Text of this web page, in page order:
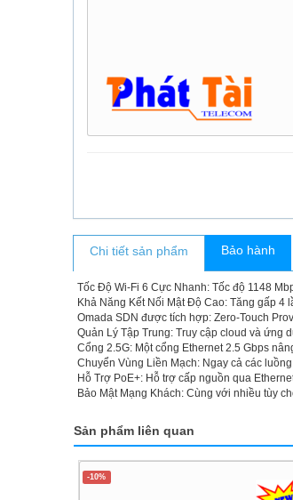
Chi tiết sản phẩm Bảo hành
Tốc Độ Wi-Fi 6 Cực Nhanh: Tốc độ 1148
Khả Năng Kết Nối Mật Độ Cao: Tăng gấp 4
Omada SDN được tích hợp: Zero-Touch
Quản Lý Tập Trung: Truy cập cloud và ứng
Cổng 2.5G: Một cổng Ethernet 2.5 Gbps
Chuyển Vùng Liền Mạch: Ngay cả các
Hỗ Trợ PoE+: Hỗ trợ cấp nguồn qua
Bảo Mật Mạng Khách: Cùng với nhiều tùy
Sản phẩm liên quan
-10%